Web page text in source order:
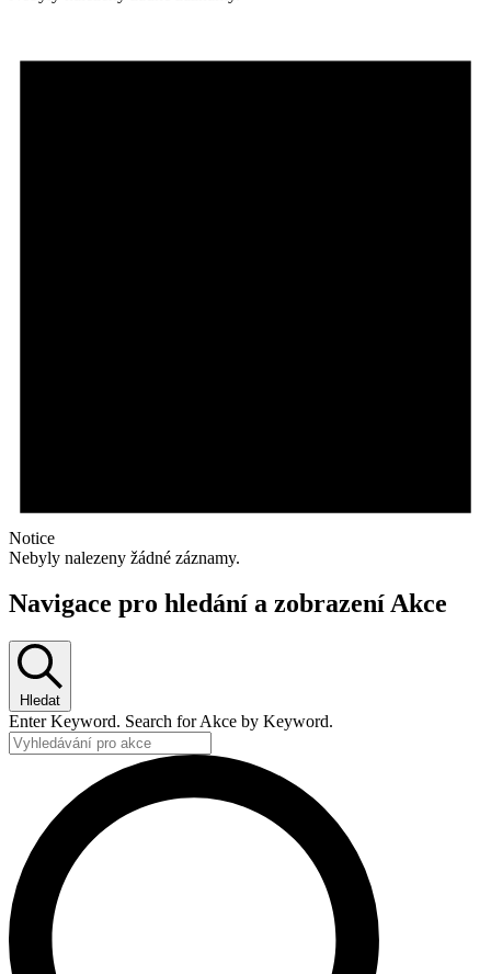
Notice
Nebyly nalezeny žádné záznamy.
Navigace pro hledání a zobrazení Akce
Hledat
Enter Keyword. Search for Akce by Keyword.